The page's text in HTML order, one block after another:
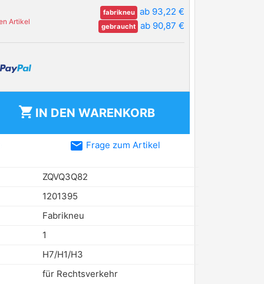
Artikel
fabrikneu ab 93,22 €
gebraucht ab 90,87 €
shopping_cart IN DEN WARENKORB
email Frage zum Artikel
ZQVQ3Q82
1201395
Fabrikneu
1
H7/H1/H3
für Rechtsverkehr